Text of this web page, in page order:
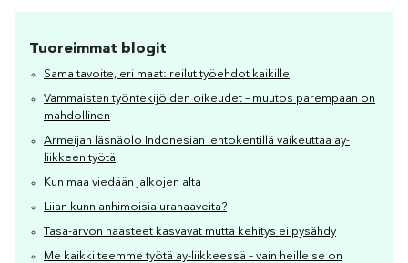
Tuoreimmat blogit
Sama tavoite, eri maat: reilut työehdot kaikille
Vammaisten työntekijöiden oikeudet – muutos parempaan on
mahdollinen
Armeijan läsnäolo Indonesian lentokentillä vaikeuttaa ay-
liikkeen työtä
Kun maa viedään jalkojen alta
Liian kunnianhimoisia urahaaveita?
Tasa-arvon haasteet kasvavat mutta kehitys ei pysähdy
Me kaikki teemme työtä ay-liikkeessä – vain heille se on